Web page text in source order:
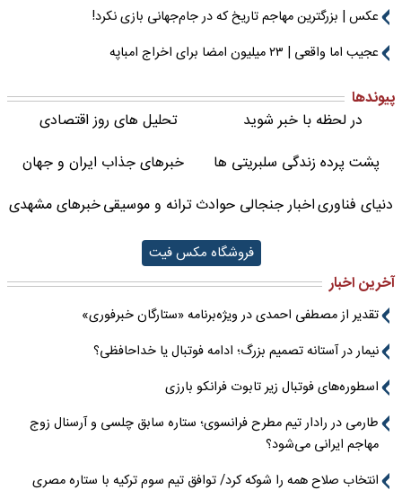
عکس | بزرگترین مهاجم تاریخ که در جام‌جهانی بازی نکرد!
عجیب اما واقعی | ۲۳ میلیون امضا برای اخراج امباپه
پیوندها
در لحظه با خبر شوید
تحلیل های روز اقتصادی
پشت پرده زندگی سلبریتی ها
خبرهای جذاب ایران و جهان
دنیای فناوریاخبار جنجالی حوادثترانه و موسیقیخبرهای مشهدی
فروشگاه مکس فیت
آخرین اخبار
تقدیر از مصطفی احمدی در ویژه‌برنامه «ستارگان خبرفوری»
نیمار در آستانه تصمیم بزرگ؛ ادامه فوتبال یا خداحافظی؟
اسطوره‌های فوتبال زیر تابوت فرانکو بارزی
طارمی در رادار تیم مطرح فرانسوی؛ ستاره سابق چلسی و آرسنال زوج
مهاجم ایرانی می‌شود؟
انتخاب صلاح همه را شوکه کرد/ توافق تیم سوم ترکیه با ستاره مصری